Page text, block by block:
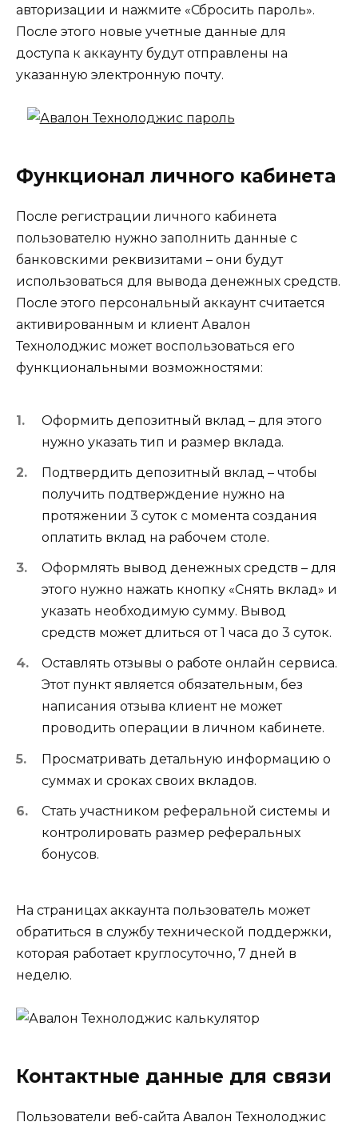
авторизации и нажмите «Сбросить пароль».
После этого новые учетные данные для
доступа к аккаунту будут отправлены на
указанную электронную почту.
Функционал личного кабинета
После регистрации личного кабинета
пользователю нужно заполнить данные с
банковскими реквизитами – они будут
использоваться для вывода денежных средств.
После этого персональный аккаунт считается
активированным и клиент Авалон
Технолоджис может воспользоваться его
функциональными возможностями:
Оформить депозитный вклад – для этого
нужно указать тип и размер вклада.
Подтвердить депозитный вклад – чтобы
получить подтверждение нужно на
протяжении 3 суток с момента создания
оплатить вклад на рабочем столе.
Оформлять вывод денежных средств – для
этого нужно нажать кнопку «Снять вклад» и
указать необходимую сумму. Вывод
средств может длиться от 1 часа до 3 суток.
Оставлять отзывы о работе онлайн сервиса.
Этот пункт является обязательным, без
написания отзыва клиент не может
проводить операции в личном кабинете.
Просматривать детальную информацию о
суммах и сроках своих вкладов.
Стать участником реферальной системы и
контролировать размер реферальных
бонусов.
На страницах аккаунта пользователь может
обратиться в службу технической поддержки,
которая работает круглосуточно, 7 дней в
неделю.
Контактные данные для связи
Пользователи веб-сайта Авалон Технолоджис